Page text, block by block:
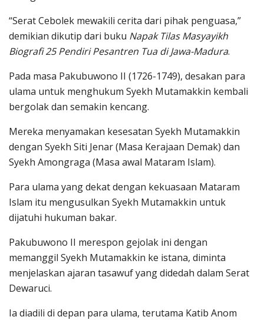
“Serat Cebolek mewakili cerita dari pihak penguasa,”
demikian dikutip dari buku Napak Tilas Masyayikh
Biografi 25 Pendiri Pesantren Tua di Jawa-Madura.
Pada masa Pakubuwono II (1726-1749), desakan para
ulama untuk menghukum Syekh Mutamakkin kembali
bergolak dan semakin kencang.
Mereka menyamakan kesesatan Syekh Mutamakkin
dengan Syekh Siti Jenar (Masa Kerajaan Demak) dan
Syekh Amongraga (Masa awal Mataram Islam).
Para ulama yang dekat dengan kekuasaan Mataram
Islam itu mengusulkan Syekh Mutamakkin untuk
dijatuhi hukuman bakar.
Pakubuwono II merespon gejolak ini dengan
memanggil Syekh Mutamakkin ke istana, diminta
menjelaskan ajaran tasawuf yang didedah dalam Serat
Dewaruci.
Ia diadili di depan para ulama, terutama Katib Anom